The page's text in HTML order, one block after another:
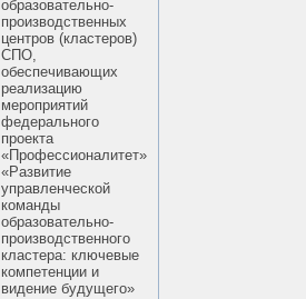
образовательно-
производственных
центров (кластеров)
СПО,
обеспечивающих
реализацию
мероприятий
федерального
проекта
«Профессионалитет»
«Развитие
управленческой
команды
образовательно-
производственного
кластера: ключевые
компетенции и
видение будущего»